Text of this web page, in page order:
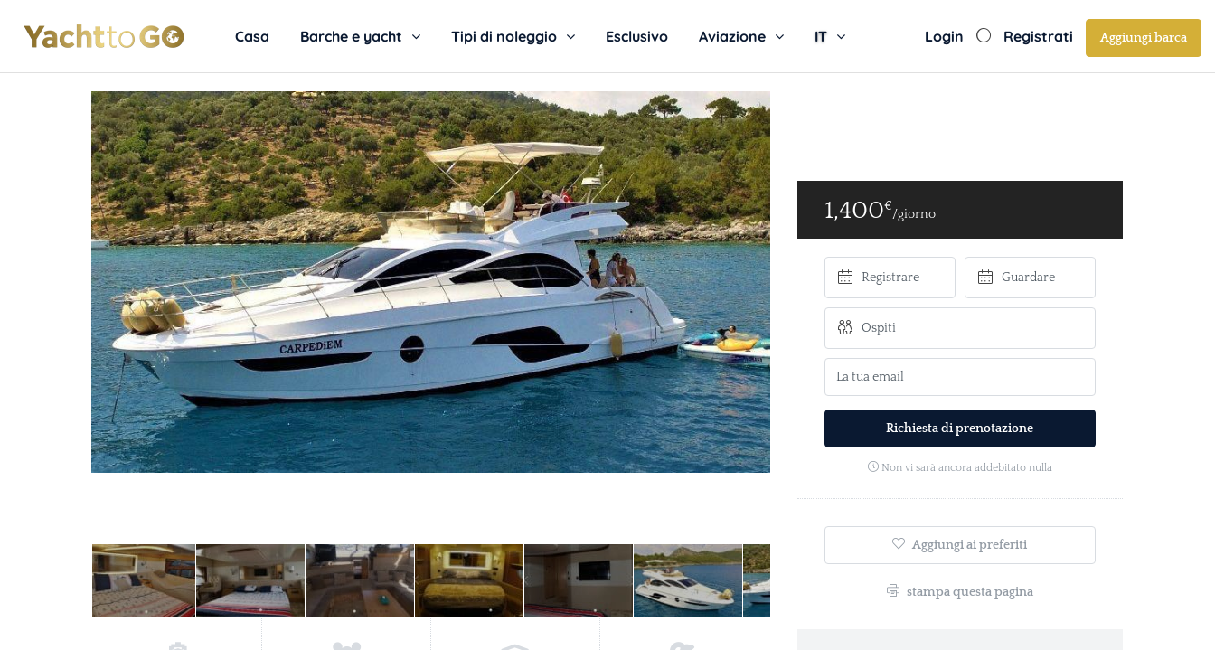
Casa Barche e yacht Tipi di noleggio Esclusivo Aviazione IT Login Registrati Aggiungi barca
1,400€
/giorno
Richiesta di prenotazione
Non vi sarà ancora addebitato nulla
Aggiungi ai preferiti
stampa questa pagina